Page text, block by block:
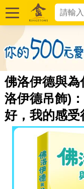
佛洛伊德與
洛伊德吊飾)
好，我的感受